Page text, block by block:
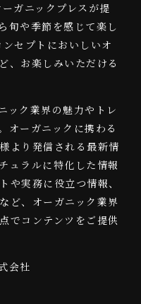
ガニックプレスが提
旬や季節を感じて楽し
セプトにおいしいオ
、お楽しみいただける
ック業界の魅力やトレ
オーガニックに携わる
より発信される最新情
ュラルに特化した情報
や実務に役立つ情報、
ど、オーガニック業界
でコンテンツをご提供
会社